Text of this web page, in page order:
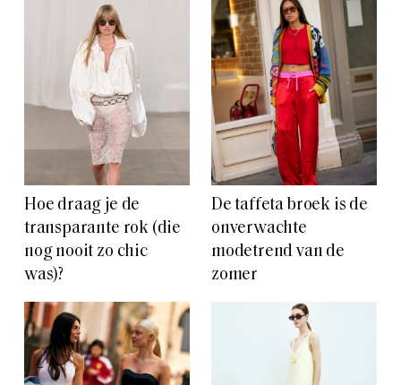
Hoe draag je de
transparante rok (die
nog nooit zo chic
was)?
De taffeta broek is de
onverwachte
modetrend van de
zomer